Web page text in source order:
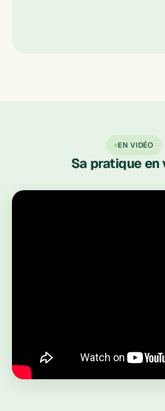
EN VIDÉO
Sa pratique en